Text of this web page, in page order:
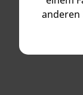
anderen